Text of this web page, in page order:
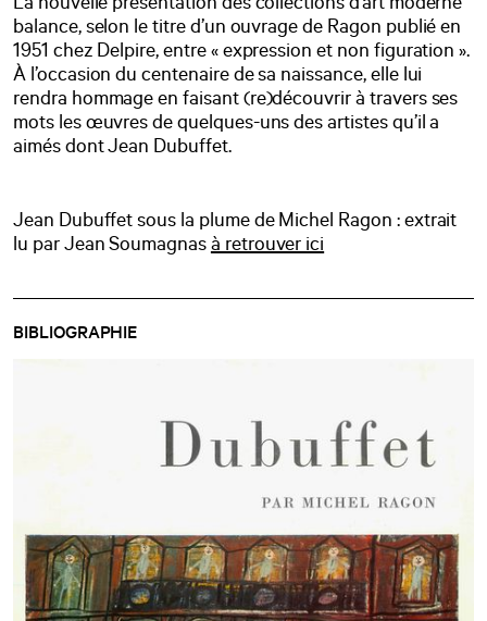
La nouvelle présentation des collections d’art moderne
balance, selon le titre d’un ouvrage de Ragon publié en
1951 chez Delpire, entre « expression et non figuration ».
À l’occasion du centenaire de sa naissance, elle lui
rendra hommage en faisant (re)découvrir à travers ses
mots les œuvres de quelques-uns des artistes qu’il a
aimés dont Jean Dubuffet.
Jean Dubuffet sous la plume de Michel Ragon : extrait
lu par Jean Soumagnasà retrouver ici
BIBLIOGRAPHIE